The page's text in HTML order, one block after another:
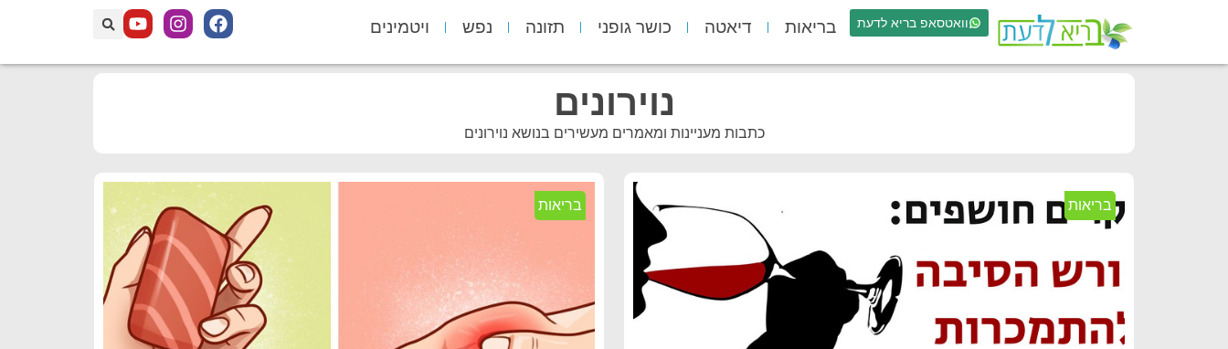
וואטסאפ בריא לדעת בריאות דיאטה כושר גופני תזונה נפש ויטמינים
נוירונים
כתבות מעניינות ומאמרים מעשירים בנושא נוירונים
בריאות בריאות